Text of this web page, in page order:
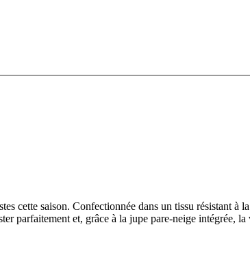
cette saison. Confectionnée dans un tissu résistant à
parfaitement et, grâce à la jupe pare-neige intégrée,